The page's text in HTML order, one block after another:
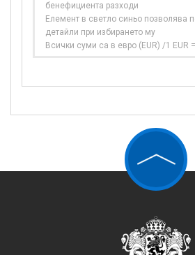
бенефициента разходи
Елемент в светло синьо позволява
детайли при избирането му
Всички суми са в евро (EUR) /1 EUR